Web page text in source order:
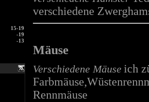
15-19
-19
-13
verschiedene
Mäuse
Verschiedene Mäuse ich
Rennmäuse